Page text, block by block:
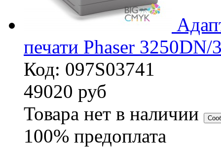
печати Phaser
Код: 097S03741
49020 руб
Товара нет в наличии
100% предоплата